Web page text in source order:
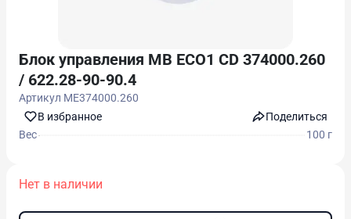
Блок управления MB ECO1 CD 374000.260
/ 622.28-90-90.4
Артикул ME374000.260
В избранноe
Поделиться
Вес
100 г
Нет в наличии